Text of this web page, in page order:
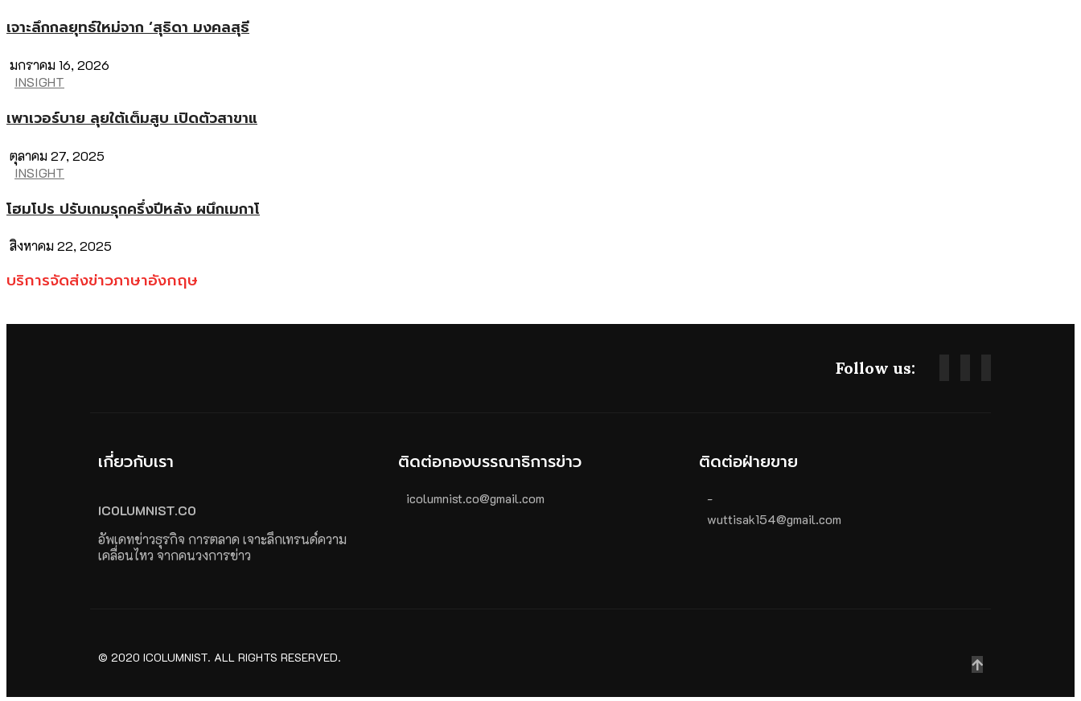
เจาะลึกกลยุทธ์ใหม่จาก ‘สุธิดา มงคลสุธี
มกราคม 16, 2026
INSIGHT
เพาเวอร์บาย ลุยใต้เต็มสูบ เปิดตัวสาขาแ
ตุลาคม 27, 2025
INSIGHT
โฮมโปร ปรับเกมรุกครึ่งปีหลัง ผนึกเมกาโ
สิงหาคม 22, 2025
บริการจัดส่งข่าวภาษาอังกฤษ
Follow us:
เกี่ยวกับเรา
ICOLUMNIST.CO
อัพเดทข่าวธุรกิจ การตลาด เจาะลึกเทรนด์ความ
เคลื่อนไหว จากคนวงการข่าว
ติดต่อกองบรรณาธิการข่าว
icolumnist.co@gmail.com
ติดต่อฝ่ายขาย
-
wuttisak154@gmail.com
© 2020 ICOLUMNIST. ALL RIGHTS RESERVED.